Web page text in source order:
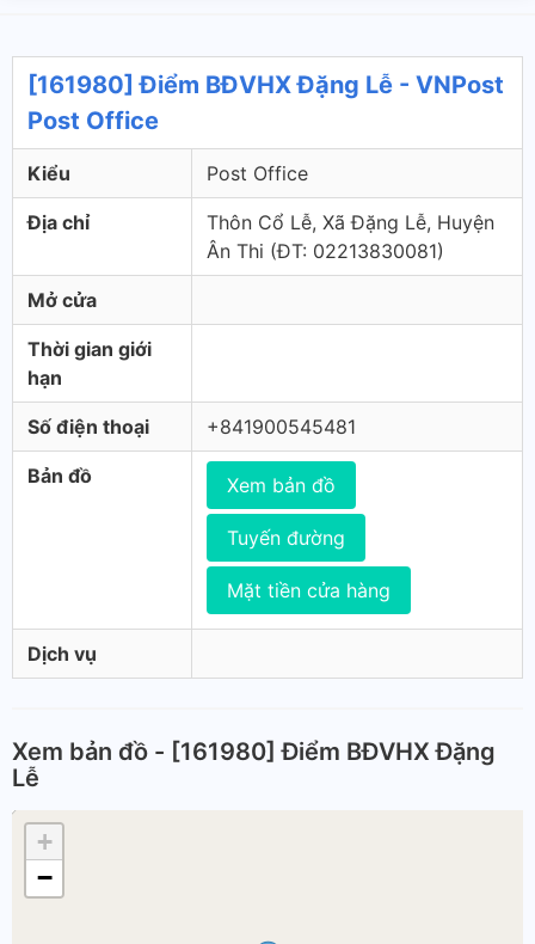
[161980] Điểm BĐVHX Đặng Lễ - VNPost
Post Office
Kiểu Post Office
Địa chỉ
Thôn Cổ Lễ, Xã Đặng Lễ, Huyện
Ân Thi (ÐT: 02213830081)
Mở cửa
Thời gian giới
hạn
Số điện thoại +841900545481
Bản đồ Xem bản đồ
Tuyến đường
Mặt tiền cửa hàng
Dịch vụ
Xem bản đồ - [161980] Điểm BĐVHX Đặng
Lễ
+
−